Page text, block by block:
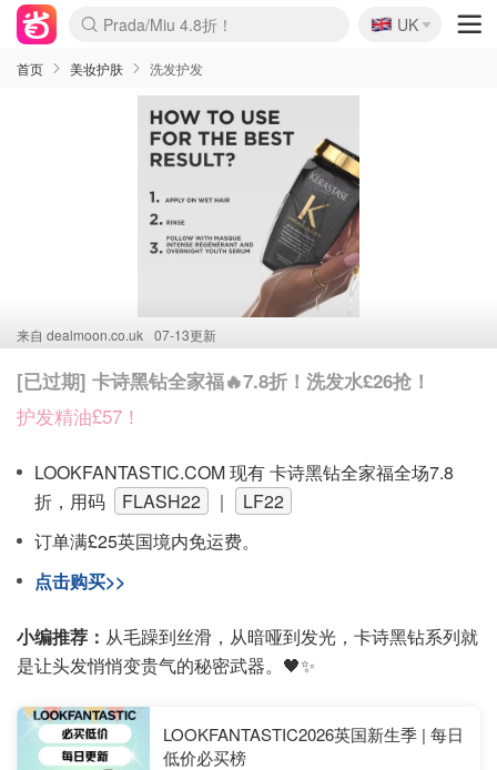
麦卢卡蜂蜜夏促！个位数！
Prada/Miu 4.8折！
啥？必胜客披萨5折！
🇬🇧
UK
首页 美妆护肤 洗发护发
来自 dealmoon.co.uk 07-13更新
[已过期] 卡诗黑钻全家福🔥7.8折！洗发水£26抢！
护发精油£57！
LOOKFANTASTIC.COM 现有 卡诗黑钻全家福全场7.8
折，用码
FLASH22 ｜
LF22
订单满£25英国境内免运费。
点击购买>>
小编推荐： 从毛躁到丝滑，从暗哑到发光，卡诗黑钻系列就
是让头发悄悄变贵气的秘密武器。🖤✨
LOOKFANTASTIC2026英国新生季 | 每日
低价必买榜